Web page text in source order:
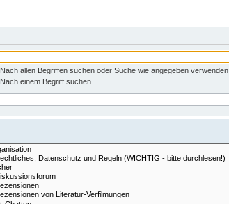
Nach allen Begriffen suchen oder Suche wie angegeben verwenden
Nach einem Begriff suchen